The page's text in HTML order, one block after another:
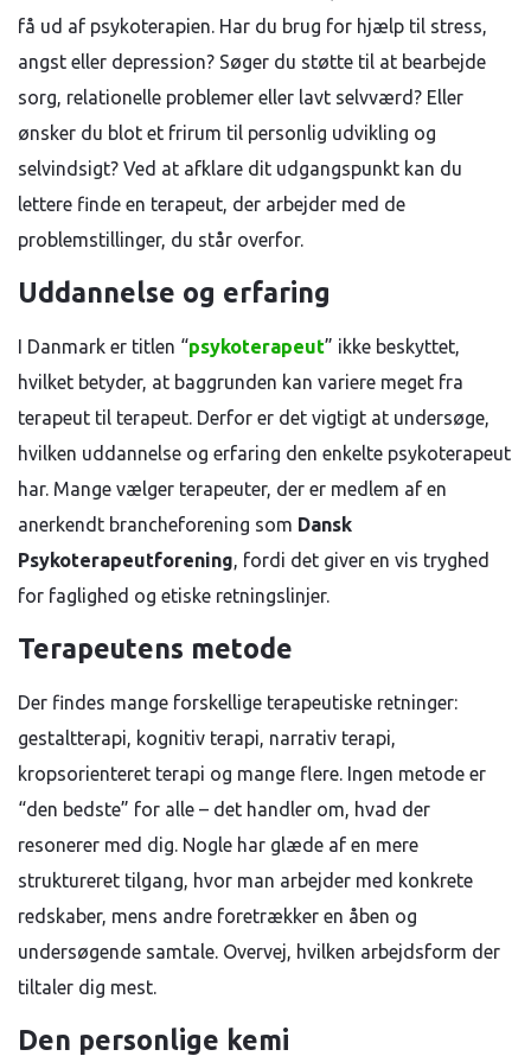
få ud af psykoterapien. Har du brug for hjælp til stress,
angst eller depression? Søger du støtte til at bearbejde
sorg, relationelle problemer eller lavt selvværd? Eller
ønsker du blot et frirum til personlig udvikling og
selvindsigt? Ved at afklare dit udgangspunkt kan du
lettere finde en terapeut, der arbejder med de
problemstillinger, du står overfor.
Uddannelse og erfaring
I Danmark er titlen “psykoterapeut” ikke beskyttet,
hvilket betyder, at baggrunden kan variere meget fra
terapeut til terapeut. Derfor er det vigtigt at undersøge,
hvilken uddannelse og erfaring den enkelte psykoterapeut
har. Mange vælger terapeuter, der er medlem af en
anerkendt brancheforening som Dansk
Psykoterapeutforening, fordi det giver en vis tryghed
for faglighed og etiske retningslinjer.
Terapeutens metode
Der findes mange forskellige terapeutiske retninger:
gestaltterapi, kognitiv terapi, narrativ terapi,
kropsorienteret terapi og mange flere. Ingen metode er
“den bedste” for alle – det handler om, hvad der
resonerer med dig. Nogle har glæde af en mere
struktureret tilgang, hvor man arbejder med konkrete
redskaber, mens andre foretrækker en åben og
undersøgende samtale. Overvej, hvilken arbejdsform der
tiltaler dig mest.
Den personlige kemi